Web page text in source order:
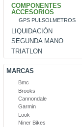
COMPONENTES
ACCESORIOS
GPS PULSOLMETROS
LIQUIDACIÓN
SEGUNDA MANO
TRIATLON
MARCAS
Bmc
Brooks
Cannondale
Garmin
Look
Niner Bikes